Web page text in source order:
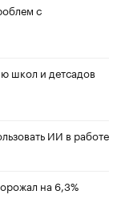
с
школ и детсадов
ИИ в работе
на 6,3%